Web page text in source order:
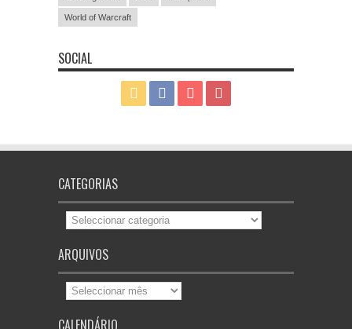
World of Warcraft
SOCIAL
CATEGORIAS
Categorias
ARQUIVOS
Arquivos
CALENDÁRIO